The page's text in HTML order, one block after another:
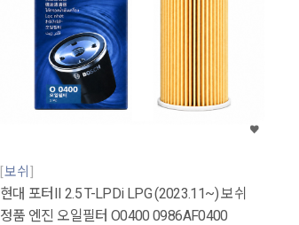
보쉬
현대 포터II 2.5 T-LPDi LPG (2023.11~) 보쉬
정품 엔진 오일필터 O0400 0986AF0400